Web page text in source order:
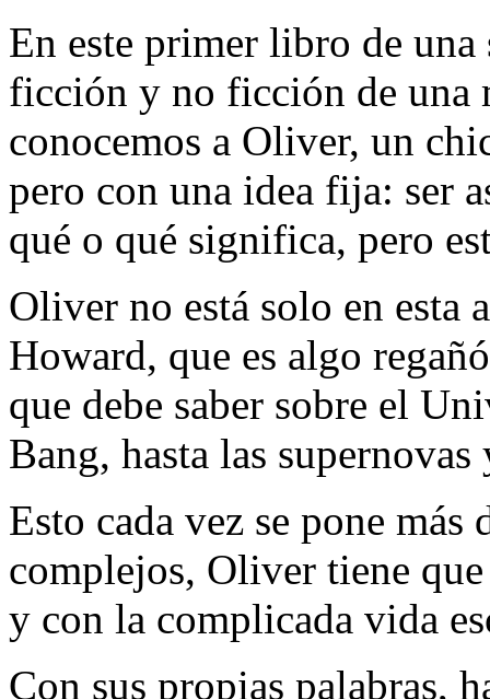
En este primer libro de
ficción y no ficción de una
conocemos a Oliver, un
pero con una idea fija: ser
qué o qué significa, pero
Oliver no está solo en esta
Howard, que es algo
que debe saber sobre el
Bang, hasta las
Esto cada vez se pone
complejos, Oliver tiene
y con la complicada vida
Con sus propias palabras,